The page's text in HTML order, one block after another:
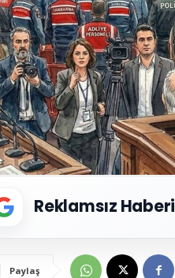
Reklamsız Haberi
Paylaş